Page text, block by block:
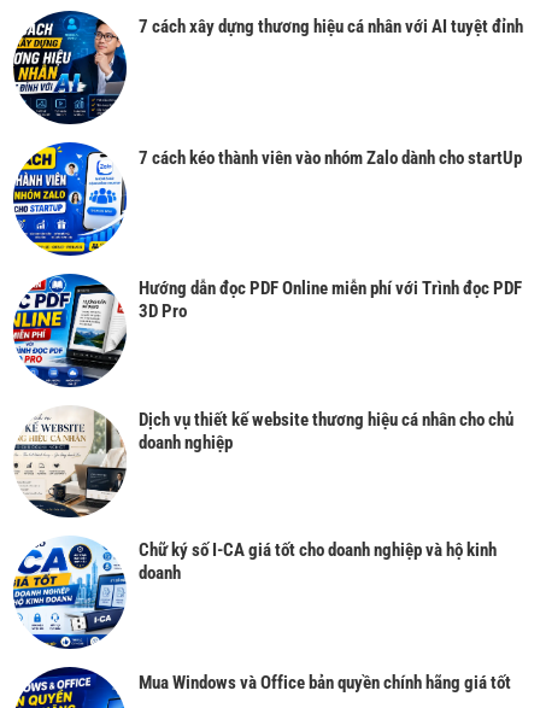
7 cách xây dựng thương hiệu cá nhân với AI tuyệt đỉnh
7 cách kéo thành viên vào nhóm Zalo dành cho startUp
Hướng dẫn đọc PDF Online miễn phí với Trình đọc PDF
3D Pro
Dịch vụ thiết kế website thương hiệu cá nhân cho chủ
doanh nghiệp
Chữ ký số I-CA giá tốt cho doanh nghiệp và hộ kinh
doanh
Mua Windows và Office bản quyền chính hãng giá tốt